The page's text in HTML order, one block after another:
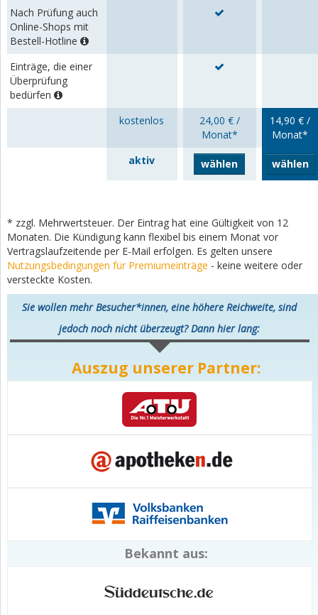
Nach Prüfung auch
Online-Shops mit
Bestell-Hotline
Einträge, die einer
Überprüfung
bedürfen
kostenlos
24,00 € /
Monat*
14,90 € /
Monat*
aktiv
wählen wählen
* zzgl. Mehrwertsteuer. Der Eintrag hat eine Gültigkeit von 12
Monaten. Die Kündigung kann flexibel bis einem Monat vor
Vertragslaufzeitende per E-Mail erfolgen. Es gelten unsere
Nutzungsbedingungen für Premiumeinträge - keine weitere oder
versteckte Kosten.
Sie wollen mehr Besucher*innen, eine höhere Reichweite, sind
jedoch noch nicht überzeugt? Dann hier lang:
Auszug unserer Partner:
Bekannt aus: